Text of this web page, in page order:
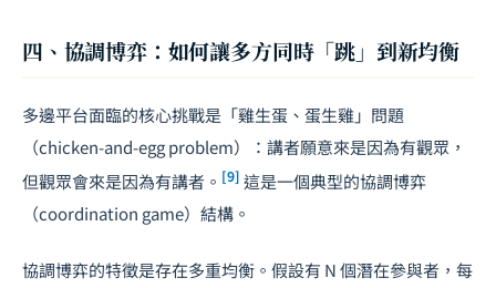
四、協調博弈：如何讓多方同時「跳」到新均衡
多邊平台面臨的核心挑戰是「雞生蛋、蛋生雞」問題
（chicken-and-egg problem）：講者願意來是因為有觀眾，
但觀眾會來是因為有講者。 [9] 這是一個典型的協調博弈
（coordination game）結構。
協調博弈的特徵是存在多重均衡。假設有 N 個潛在參與者，每